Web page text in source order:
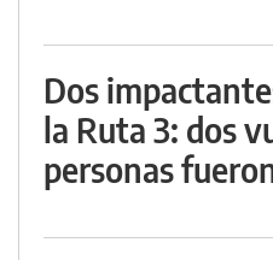
Dos
la Ruta 3: dos
personas